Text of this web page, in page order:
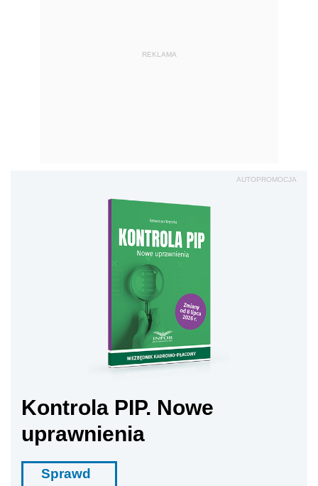
REKLAMA
AUTOPROMOCJA
Kontrola PIP. Nowe
uprawnienia
Sprawd